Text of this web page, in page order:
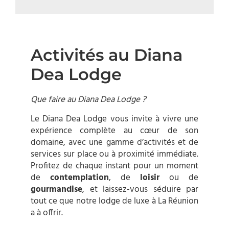
Activités au Diana
Dea Lodge
Que faire au Diana Dea Lodge ?
Le Diana Dea Lodge vous invite à vivre une
expérience complète au cœur de son
domaine, avec une gamme d’activités et de
services sur place ou à proximité immédiate.
Profitez de chaque instant pour un moment
de contemplation, de loisir ou de
gourmandise, et laissez-vous séduire par
tout ce que notre lodge de luxe à La Réunion
a à offrir.